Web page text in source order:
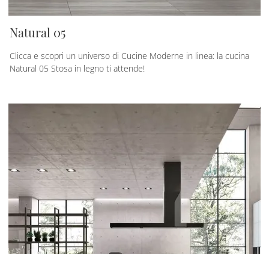
Natural 05
Clicca e scopri un universo di Cucine Moderne in linea: la cucina
Natural 05 Stosa in legno ti attende!